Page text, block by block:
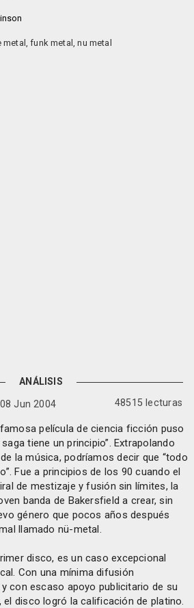
metal, funk metal, nu metal
ANÁLISIS
Jun 2004 48515 lecturas
película de ciencia ficción puso
tiene un principio”. Extrapolando
la música, podríamos decir que “todo
Fue a principios de los 90 cuando el
de mestizaje y fusión sin límites, la
banda de Bakersfield a crear, sin
género que pocos años después
llamado nü-metal.
disco, es un caso excepcional
Con una mínima difusión
con escaso apoyo publicitario de su
disco logró la calificación de platino.